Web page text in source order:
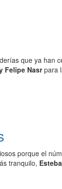
que ya han
Felipe Nasrpara
porque el
tranquilo,